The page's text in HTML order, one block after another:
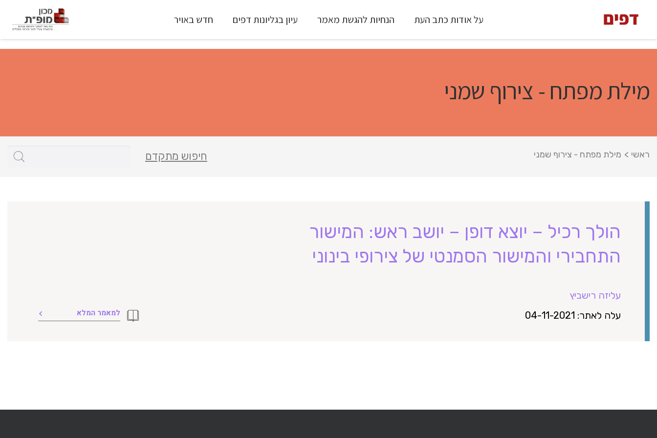
על אודות כתב העת הנחיות להגשת מאמר עיון בגליונות דפים חדש באויר
מילת מפתח - צירוף שמני
ראשי > מילת מפתח - צירוף שמני חיפוש מתקדם
הולך רכיל – יוצא דופן – יושב ראש: המישור
התחבירי והמישור הסמנטי של צירופי בינוני
עליזה רישביץ
עלה לאתר: 04-11-2021
למאמר המלא